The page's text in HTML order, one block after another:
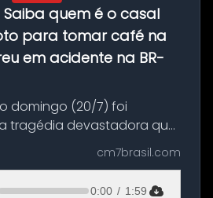
Saiba quem é o casal
para tomar café na
em acidente na BR-
domingo (20/7) foi
tragédia devastadora que
de dois jovens na
de Manaus. Um passeio
típico café regio...
cm7brasil.com
0:00 / 1:59